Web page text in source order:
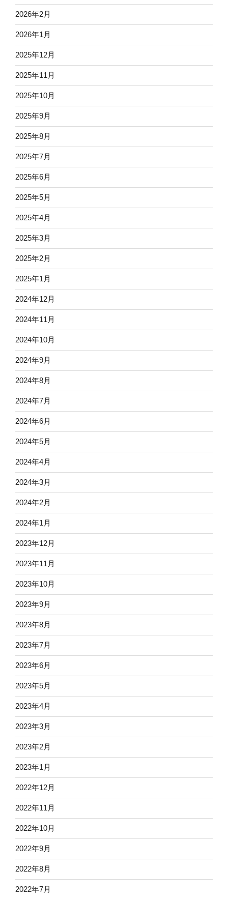
2026年2月
2026年1月
2025年12月
2025年11月
2025年10月
2025年9月
2025年8月
2025年7月
2025年6月
2025年5月
2025年4月
2025年3月
2025年2月
2025年1月
2024年12月
2024年11月
2024年10月
2024年9月
2024年8月
2024年7月
2024年6月
2024年5月
2024年4月
2024年3月
2024年2月
2024年1月
2023年12月
2023年11月
2023年10月
2023年9月
2023年8月
2023年7月
2023年6月
2023年5月
2023年4月
2023年3月
2023年2月
2023年1月
2022年12月
2022年11月
2022年10月
2022年9月
2022年8月
2022年7月